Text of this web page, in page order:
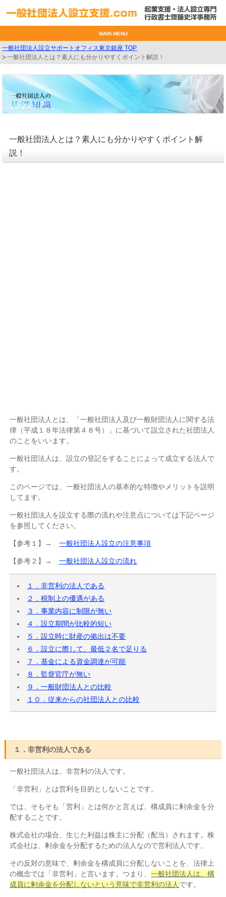
MAIN MENU
一般社団法人設立サポートオフィス東京銀座 TOP
一般社団法人とは？素人にも分かりやすくポイント解説！
一般社団法人とは？素人にも分かりやすくポイント解
説！
一般社団法人とは、「一般社団法人及び一般財団法人に関する法
律（平成１８年法律第４８号）」に基づいて設立された社団法人
のことをいいます。
一般社団法人は、設立の登記をすることによって成立する法人で
す。
このページでは、一般社団法人の基本的な特徴やメリットを説明
してます。
一般社団法人を設立する際の流れや注意点については下記ページ
を参照してください。
【参考１】→一般社団法人設立の注意事項
【参考２】→一般社団法人設立の流れ
１．非営利の法人である
２．税制上の優遇がある
３．事業内容に制限が無い
４．設立期間が比較的短い
５．設立時に財産の拠出は不要
６．設立に際して、最低２名で足りる
７．基金による資金調達が可能
８．監督官庁が無い
９．一般財団法人との比較
１０．従来からの社団法人との比較
１．非営利の法人である
一般社団法人は、非営利の法人です。
「非営利」とは営利を目的としないことです。
では、そもそも「営利」とは何かと言えば、構成員に剰余金を分
配することです。
株式会社の場合、生じた利益は株主に分配（配当）されます。株
式会社は、剰余金を分配するための法人なので営利法人です。
その反対の意味で、剰余金を構成員に分配しないことを、法律上
の概念では「非営利」と言います。つまり、一般社団法人は、構
成員に剰余金を分配しないという意味で非営利の法人 です。